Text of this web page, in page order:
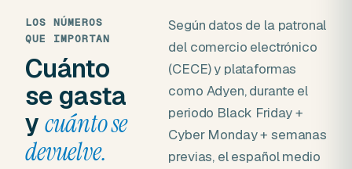
LOS NÚMEROS
QUE IMPORTAN
Cuánto
se gasta
ycuánto se
devuelve.
Según datos de la patronal
del comercio electrónico
(CECE) y plataformas
como Adyen, durante el
periodo Black Friday +
Cyber Monday + semanas
previas, el español medio